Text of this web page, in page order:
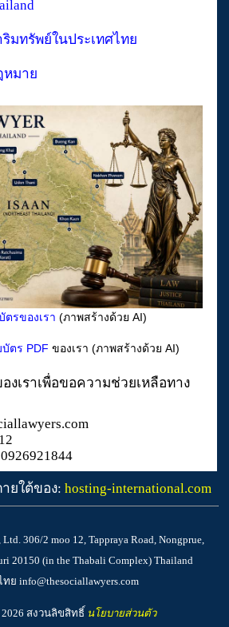
มทรัพย์ในประเทศไทย
มาย
รของเรา (ภาพสร้างด้วย AI)
ตร PDF ของเรา (ภาพสร้างด้วย AI)
เราเพื่อขอความช่วยเหลือทาง
ยใต้ของ: hosting-international.com
306/2 moo 12, Tappraya Road, Nongprue,
20150 (in the Thabali Complex) Thailand
ย info@thesociallawyers.com
สงวนลิขสิทธิ์ นโยบายส่วนตัว